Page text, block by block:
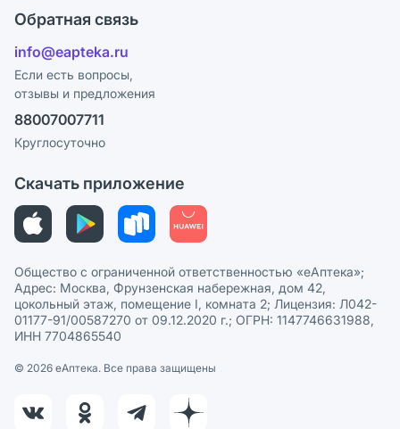
Ответы на вопросы
Блог
Поставщики
Лицензия
Реклама на сайте
Ваши товары на ЕАПТЕКЕ
Программа СберСпасибо
Политика конфиденциальности
Пользовательское соглашение
Политика рекомендаций
Этика и соответствие
Политика в отношении обработки персональных данных
Обратная связь
info@eapteka.ru
Если есть вопросы,
отзывы и предложения
88007007711
Круглосуточно
Скачать приложение
Общество с ограниченной ответственностью «еАптека»;
Адрес: Москва, Фрунзенская набережная, дом 42,
цокольный этаж, помещение I, комната 2; Лицензия: Л042-
01177-91/00587270 от 09.12.2020 г.; ОГРН: 1147746631988,
ИНН 7704865540
© 2026 eАптека. Все права защищены